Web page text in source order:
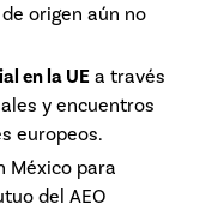
origen aún no
en la UE a través
y encuentros
europeos.
México para
del AEO